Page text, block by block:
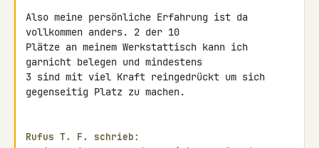
Also meine persönliche Erfahrung ist da
vollkommen anders. 2 der 10
Plätze an meinem Werkstattisch kann ich
garnicht belegen und mindestens
3 sind mit viel Kraft reingedrückt um sich
gegenseitig Platz zu machen.
Rufus Τ. F. schrieb: